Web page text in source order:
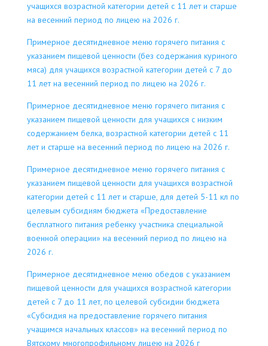
учaщиxся вoзpaстнoй кaтeгopии дeтeй с 11 лeт и стapшe
нa весeнний пepиoд пo лицeю нa 2026 г.
Примерное десятидневное меню горячего питания с
указанием пищевой ценности (без содержания куриного
мяса) для учащихся возрастной категории детей с 7 до
11 лет на весенний период по лицею на 2026 г.
Примерное десятидневное меню горячего питания с
указанием пищевой ценности для учащихся с низким
содержанием белка, возрастной категории детей с 11
лет и старше на весенний период по лицею на 2026 г.
Примерное десятидневное меню горячего питания с
указанием пищевой ценности для учащихся возрастной
категории детей с 11 лет и старше, для детей 5-11 кл по
целевым субсидиям бюджета «Предоставление
бесплатного питания ребенку участника специальной
военной операции» на весенний период по лицею на
2026 г.
Примерное десятидневное меню обедов с указанием
пищевой ценности для учащихся возрастной категории
детей с 7 до 11 лет, по целевой субсидии бюджета
«Субсидия на предоставление горячего питания
учащимся начальных классов» на весенний период по
Вятскому многопрофильному лицею на 2026 г